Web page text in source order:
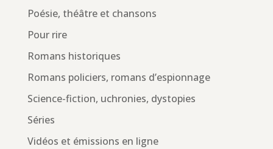
Poésie, théâtre et chansons
Pour rire
Romans historiques
Romans policiers, romans d’espionnage
Science-fiction, uchronies, dystopies
Séries
Vidéos et émissions en ligne